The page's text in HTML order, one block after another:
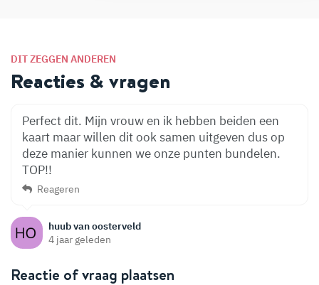
DIT ZEGGEN ANDEREN
Reacties & vragen
huub van oosterveld
4 jaar geleden
Perfect dit. Mijn vrouw en ik hebben beiden een
kaart maar willen dit ook samen uitgeven dus op
deze manier kunnen we onze punten bundelen.
TOP!!
Reageren
Reactie of vraag plaatsen